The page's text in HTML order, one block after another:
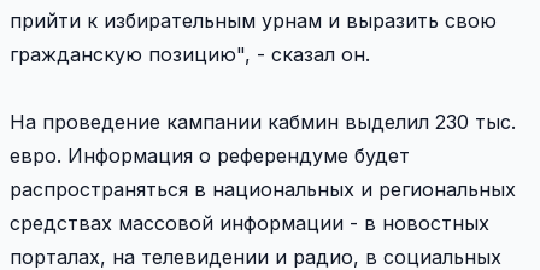
прийти к избирательным урнам и выразить свою
гражданскую позицию", - сказал он.
На проведение кампании кабмин выделил 230 тыс.
евро. Информация о референдуме будет
распространяться в национальных и региональных
средствах массовой информации - в новостных
порталах, на телевидении и радио, в социальных